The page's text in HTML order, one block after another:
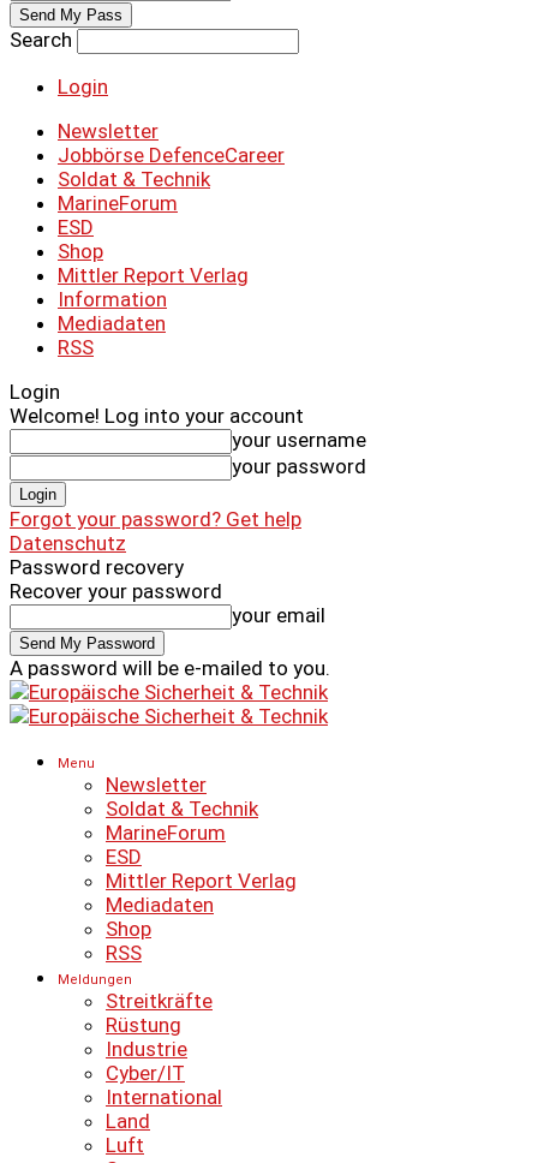
Search
Login
Newsletter
Jobbörse DefenceCareer
Soldat & Technik
MarineForum
ESD
Shop
Mittler Report Verlag
Information
Mediadaten
RSS
Login
Welcome! Log into your account
your username
your password
Forgot your password? Get help
Datenschutz
Password recovery
Recover your password
your email
A password will be e-mailed to you.
Menu
Newsletter
Soldat & Technik
MarineForum
ESD
Mittler Report Verlag
Mediadaten
Shop
RSS
Meldungen
Streitkräfte
Rüstung
Industrie
Cyber/IT
International
Land
Luft